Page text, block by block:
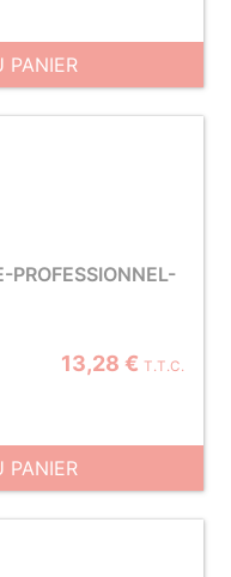
PANIER
13,28 € T.T.C.
PANIER